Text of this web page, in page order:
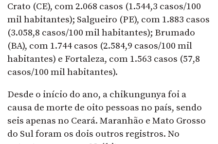
Crato (CE), com 2.068 casos (1.544,3 casos/100
mil habitantes); Salgueiro (PE), com 1.883 casos
(3.058,8 casos/100 mil habitantes); Brumado
(BA), com 1.744 casos (2.584,9 casos/100 mil
habitantes) e Fortaleza, com 1.563 casos (57,8
casos/100 mil habitantes).
Desde o início do ano, a chikungunya foi a
causa de morte de oito pessoas no país, sendo
seis apenas no Ceará. Maranhão e Mato Grosso
do Sul foram os dois outros registros. No